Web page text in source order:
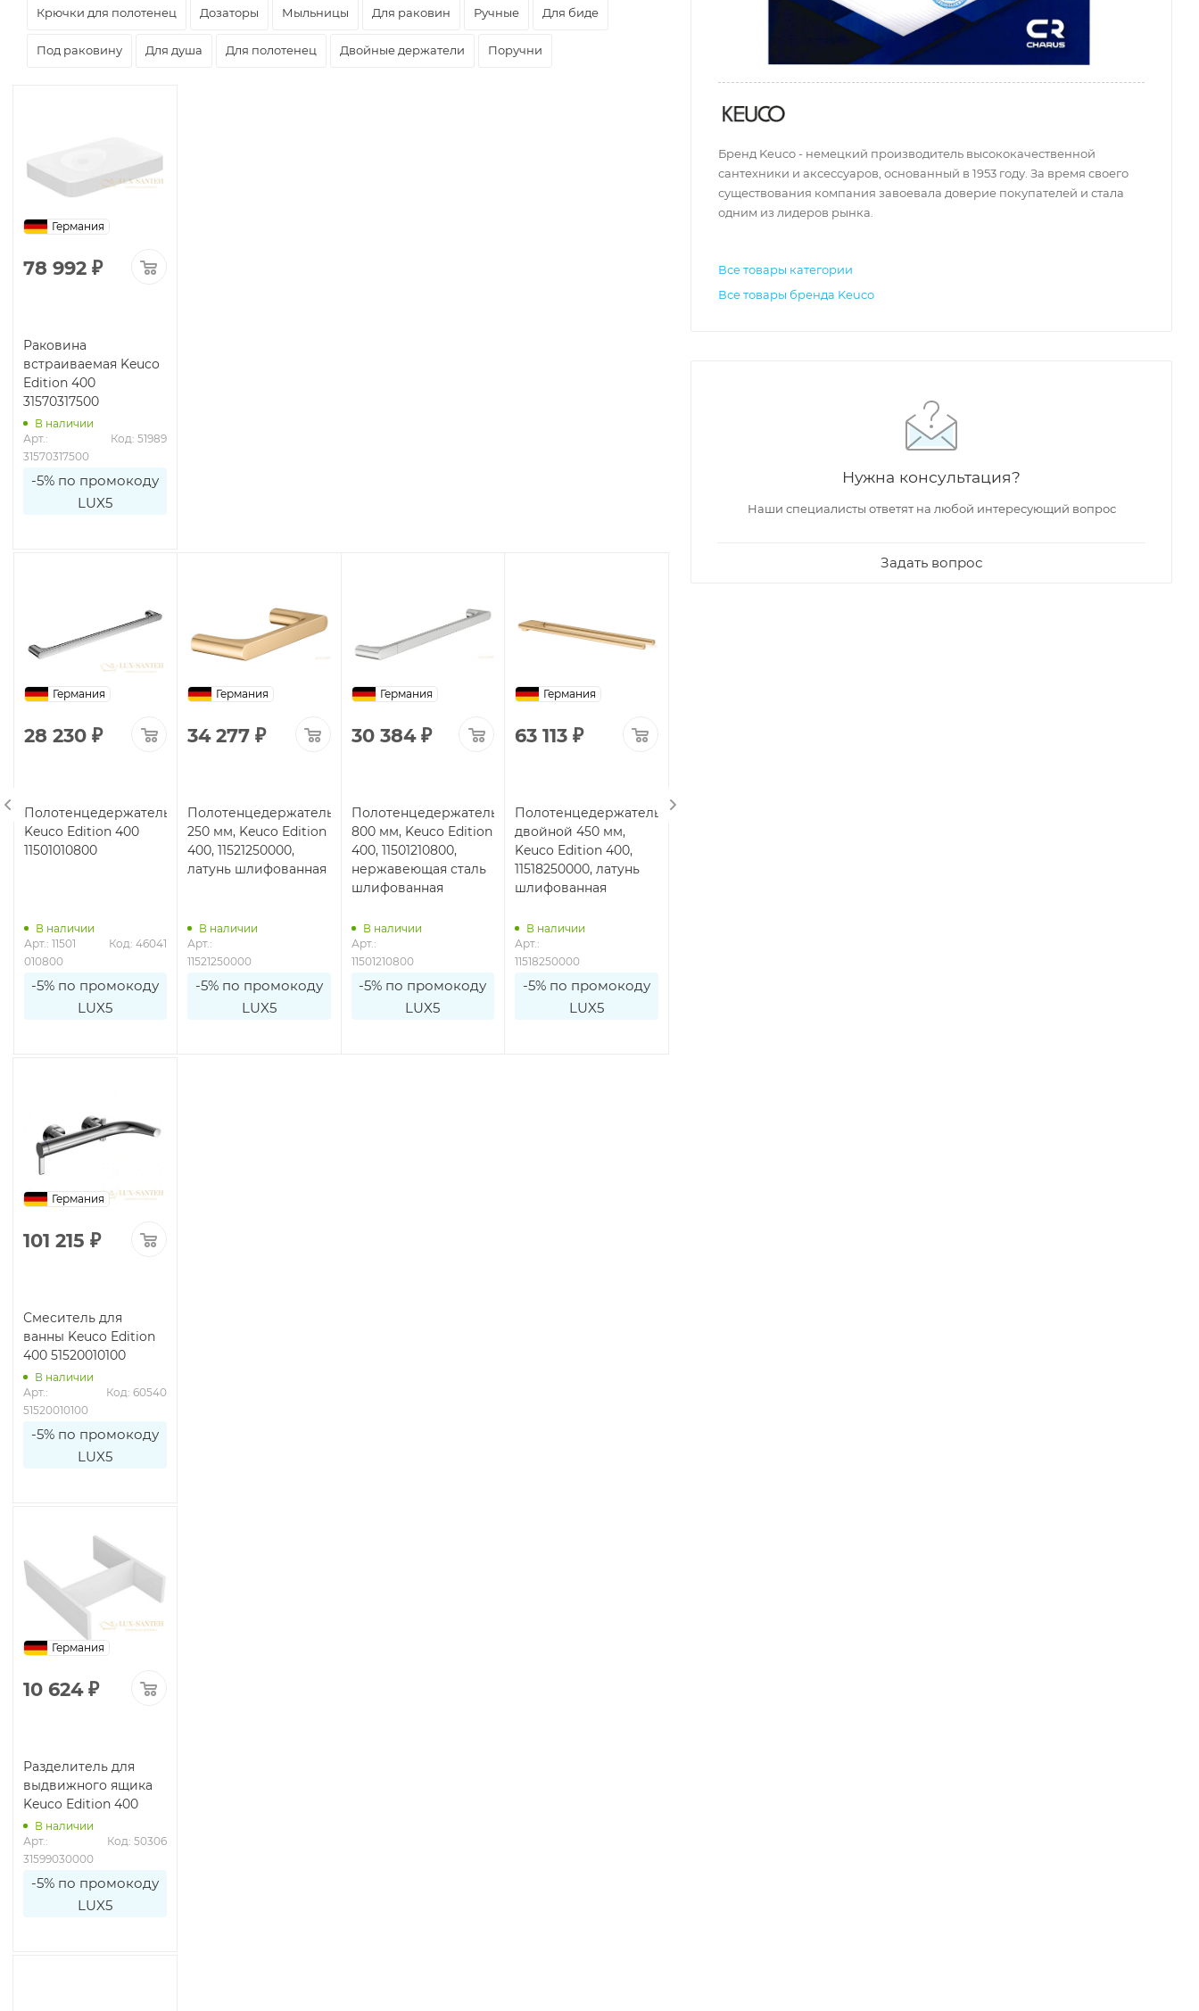
Крючки для полотенец Дозаторы Мыльницы Для раковин Ручные Для биде
Под раковину Для душа Для полотенец Двойные держатели Поручни
Германия
78 992 ₽
Раковина
встраиваемая Keuco
Edition 400
31570317500
В наличии
Арт.:
31570317500
Код: 51989
-5% по промокоду
LUX5
Германия
28 230₽
Полотенцедержатель
Keuco Edition 400
11501010800
В наличии
Арт.: 11501
010800
Код: 46041
-5% по промокоду
LUX5
Германия
34 277 ₽
Полотенцедержатель
250 мм, Keuco Edition
400, 11521250000,
латунь шлифованная
В наличии
Арт.:
11521250000
-5% по промокоду
LUX5
Германия
30 384₽
Полотенцедержатель
800 мм, Keuco Edition
400, 11501210800,
нержавеющая сталь
шлифованная
В наличии
Арт.:
11501210800
-5% по промокоду
LUX5
Германия
63 113 ₽
Полотенцедержатель
двойной 450 мм,
Keuco Edition 400,
11518250000, латунь
шлифованная
В наличии
Арт.:
11518250000
-5% по промокоду
LUX5
Германия
101 215 ₽
Смеситель для
ванны Keuco Edition
400 51520010100
В наличии
Арт.:
51520010100
Код: 60540
-5% по промокоду
LUX5
Германия
10 624₽
Разделитель для
выдвижного ящика
Keuco Edition 400
В наличии
Арт.:
31599030000
Код: 50306
-5% по промокоду
LUX5
Бренд Keuco - немецкий производитель высококачественной
сантехники и аксессуаров, основанный в 1953 году. За время своего
существования компания завоевала доверие покупателей и стала
одним из лидеров рынка.
Все товары категории
Все товары бренда Keuco
Нужна консультация?
Наши специалисты ответят на любой интересующий вопрос
Задать вопрос